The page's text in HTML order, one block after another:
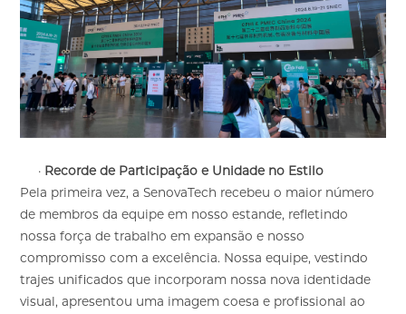
· Recorde de Participação e Unidade no Estilo
Pela primeira vez, a SenovaTech recebeu o maior número
de membros da equipe em nosso estande, refletindo
nossa força de trabalho em expansão e nosso
compromisso com a excelência. Nossa equipe, vestindo
trajes unificados que incorporam nossa nova identidade
visual, apresentou uma imagem coesa e profissional ao